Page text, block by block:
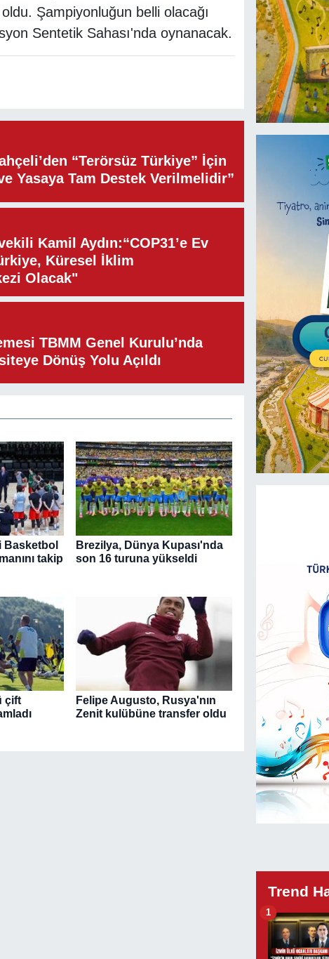
Şampiyonluğun belli olacağı
Sentetik Sahası'nda oynanacak.
“Terörsüz Türkiye” İçin
Yasaya Tam Destek Verilmelidir”
Kamil Aydın:“COP31’e Ev
Küresel İklim
Olacak"
TBMM Genel Kurulu’nda
Dönüş Yolu Açıldı
Basketbol
takip
Brezilya, Dünya Kupası'nda
son 16 turuna yükseldi
çift
Felipe Augusto, Rusya'nın
Zenit kulübüne transfer oldu
Trend
1